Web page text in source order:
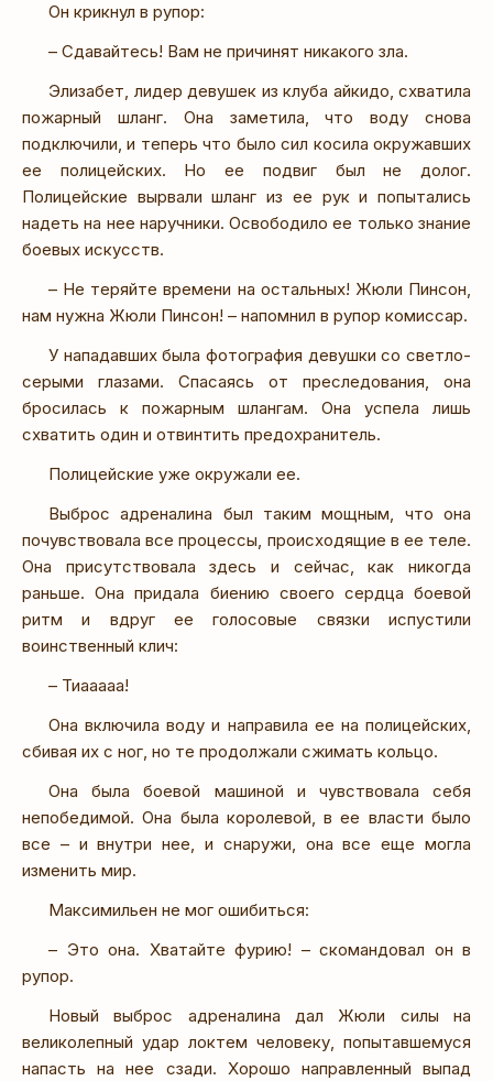
Он крикнул в рупор:
– Сдавайтесь! Вам не причинят никакого зла.
Элизабет, лидер девушек из клуба айкидо, схватила
пожарный шланг. Она заметила, что воду снова
подключили, и теперь что было сил косила окружавших
ее полицейских. Но ее подвиг был не долог.
Полицейские вырвали шланг из ее рук и попытались
надеть на нее наручники. Освободило ее только знание
боевых искусств.
– Не теряйте времени на остальных! Жюли Пинсон,
нам нужна Жюли Пинсон! – напомнил в рупор комиссар.
У нападавших была фотография девушки со светло-
серыми глазами. Спасаясь от преследования, она
бросилась к пожарным шлангам. Она успела лишь
схватить один и отвинтить предохранитель.
Полицейские уже окружали ее.
Выброс адреналина был таким мощным, что она
почувствовала все процессы, происходящие в ее теле.
Она присутствовала здесь и сейчас, как никогда
раньше. Она придала биению своего сердца боевой
ритм и вдруг ее голосовые связки испустили
воинственный клич:
– Тиааааа!
Она включила воду и направила ее на полицейских,
сбивая их с ног, но те продолжали сжимать кольцо.
Она была боевой машиной и чувствовала себя
непобедимой. Она была королевой, в ее власти было
все – и внутри нее, и снаружи, она все еще могла
изменить мир.
Максимильен не мог ошибиться:
– Это она. Хватайте фурию! – скомандовал он в
рупор.
Новый выброс адреналина дал Жюли силы на
великолепный удар локтем человеку, попытавшемуся
напасть на нее сзади. Хорошо направленный выпад